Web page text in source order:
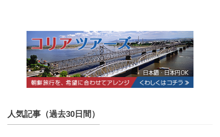
人気記事（過去30日間）